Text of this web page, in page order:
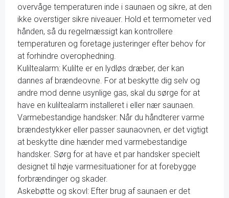
overvåge temperaturen inde i saunaen og sikre, at den
ikke overstiger sikre niveauer. Hold et termometer ved
hånden, så du regelmæssigt kan kontrollere
temperaturen og foretage justeringer efter behov for
at forhindre overophedning.
Kuliltealarm: Kulilte er en lydløs dræber, der kan
dannes af brændeovne. For at beskytte dig selv og
andre mod denne usynlige gas, skal du sørge for at
have en kuliltealarm installeret i eller nær saunaen.
Varmebestandige handsker: Når du håndterer varme
brændestykker eller passer saunaovnen, er det vigtigt
at beskytte dine hænder med varmebestandige
handsker. Sørg for at have et par handsker specielt
designet til høje varmesituationer for at forebygge
forbrændinger og skader.
Askebøtte og skovl: Efter brug af saunaen er det